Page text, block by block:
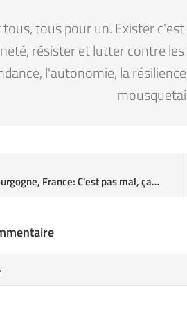
tous pour un. Exister
résister et lutter contre
l'autonomie, la
France: C'est pas mal, ça…